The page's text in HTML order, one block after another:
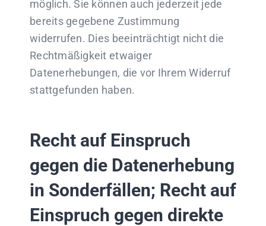
möglich. Sie können auch jederzeit jede
bereits gegebene Zustimmung
widerrufen. Dies beeinträchtigt nicht die
Rechtmäßigkeit etwaiger
Datenerhebungen, die vor Ihrem Widerruf
stattgefunden haben.
Recht auf Einspruch
gegen die Datenerhebung
in Sonderfällen; Recht auf
Einspruch gegen direkte